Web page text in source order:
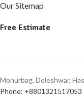
Our Sitemap
Free Estimate
Monurbag, Doleshwar,
Phone: +8801321517053